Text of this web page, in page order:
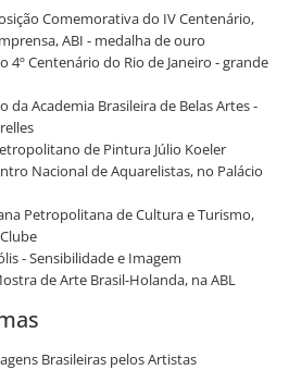
Comemorativa do IV Centenário,
ABI - medalha de ouro
4º Centenário do Rio de Janeiro - grande
da Academia Brasileira de Belas Artes -
de Pintura Júlio Koeler
Nacional de Aquarelistas, no Palácio
Petropolitana de Cultura e Turismo,
- Sensibilidade e Imagem
de Arte Brasil-Holanda, na ABL
Brasileiras pelos Artistas